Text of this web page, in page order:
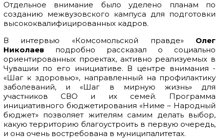
Отдельное внимание было уделено планам по
созданию межвузовского кампуса для подготовки
высококвалифицированных кадров.
В интервью «Комсомольской правде» Олег
Николаевподробно рассказал о социально
ориентированных проектах, активно реализуемых в
Чувашии по его инициативе. В центре внимания -
«Шаг к здоровью», направленный на профилактику
заболеваний, и «Шаг в мирную жизнь» для
участников СВО и их семей. Программа
инициативного бюджетирования «Ниме – Народный
бюджет» позволяет жителям самим делать выбор,
какую территорию благоустроить в первую очередь,
и она очень востребована в муниципалитетах.